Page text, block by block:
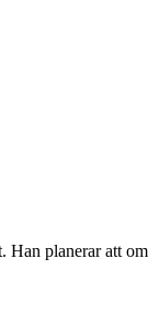
planerar att